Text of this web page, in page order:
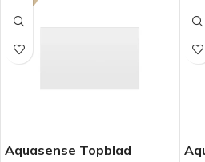
Aquasense Topblad